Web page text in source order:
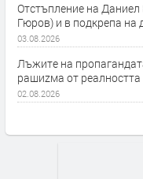
Отстъпление на
Гюров) и в подкрепа на
03.08.2026
Лъжите на
рашиzма от реалността
02.08.2026